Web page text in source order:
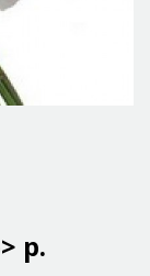
р.